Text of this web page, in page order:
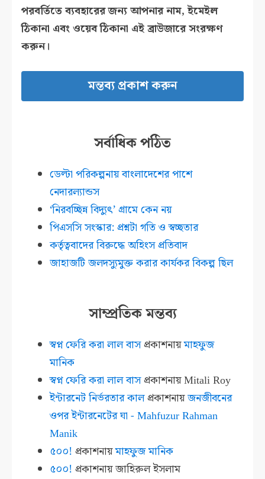
পরবর্তিতে ব্যবহারের জন্য আপনার নাম, ইমেইল
ঠিকানা এবং ওয়েব ঠিকানা এই ব্রাউজারে সংরক্ষণ
করুন।
সর্বাধিক পঠিত
ডেল্টা পরিকল্পনায় বাংলাদেশের পাশে
নেদারল্যান্ডস
‘নিরবচ্ছিন্ন বিদ্যুৎ’ গ্রামে কেন নয়
পিএসসি সংস্কার: প্রশ্নটা গতি ও স্বচ্ছতার
কর্তৃত্ববাদের বিরুদ্ধে অহিংস প্রতিবাদ
জাহাজটি জলদস্যুমুক্ত করার কার্যকর বিকল্প ছিল
সাম্প্রতিক মন্তব্য
স্বপ্ন ফেরি করা লাল বাসপ্রকাশনায়মাহফুজ
মানিক
স্বপ্ন ফেরি করা লাল বাসপ্রকাশনায়Mitali Roy
ইন্টারনেট নির্ভরতার কালপ্রকাশনায়জনজীবনের
ওপর ইন্টারনেটের ঘা - Mahfuzur Rahman
Manik
৫০০! প্রকাশনায়মাহফুজ মানিক
৫০০! প্রকাশনায়জাহিরুল ইসলাম